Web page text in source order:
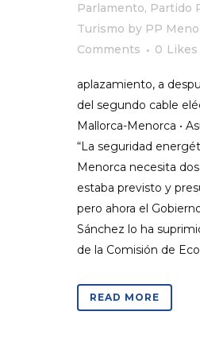
Parlamento, Partido
Turismo by PP
Comments
0 Likes
aplazamiento, a
del segundo cable
Mallorca-Menorca •
“La seguridad
Menorca necesita
estaba previsto y
pero ahora el
Sánchez lo ha
de la Comisión de
READ MORE